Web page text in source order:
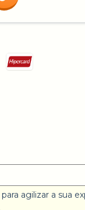
para agilizar a sua